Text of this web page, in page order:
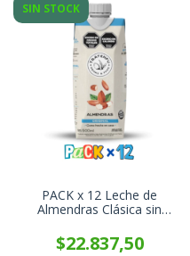
SIN STOCK
PACK x 12 Leche de
Almendras Clásica sin
$22.837,50